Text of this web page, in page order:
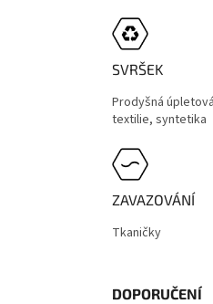
SVRŠEK
Prodyšná
textilie, syntetika
ZAVAZOVÁNÍ
Tkaničky
DOPORUČENÍ